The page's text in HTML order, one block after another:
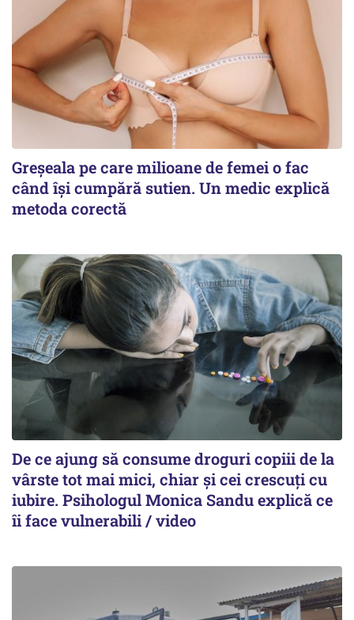
Greșeala pe care milioane de femei o fac
când își cumpără sutien. Un medic explică
metoda corectă
De ce ajung să consume droguri copiii de la
vârste tot mai mici, chiar și cei crescuți cu
iubire. Psihologul Monica Sandu explică ce
îi face vulnerabili / video